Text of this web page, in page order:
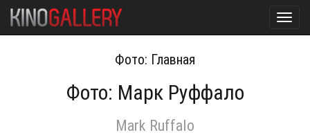
Фото: Главная
Фото: Марк Руффало
Mark Ruffalo